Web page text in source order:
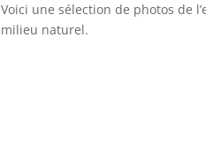
Voici une sélection de photos de
milieu naturel.